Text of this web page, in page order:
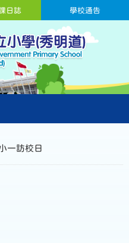
學校通告
日誌
一訪校日